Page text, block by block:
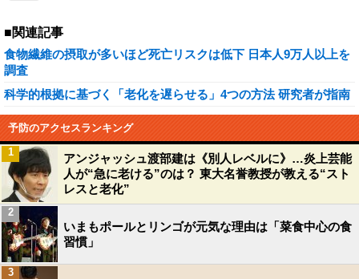
■関連記事
食物繊維の摂取が多いほど死亡リスクは低下 日本人9万人以上を
調査
科学的根拠に基づく「老化を遅らせる」4つの方法 研究者が指南
予防のアクセスランキング
アンジャッシュ渡部建は《別人レベルに》…炎上芸能
人が“急に老ける”のは？ 東大名誉教授が教える“スト
レスと老化”
1
いまもポールとリンゴが元気な理由は「菜食中心の食
習慣」
2
3